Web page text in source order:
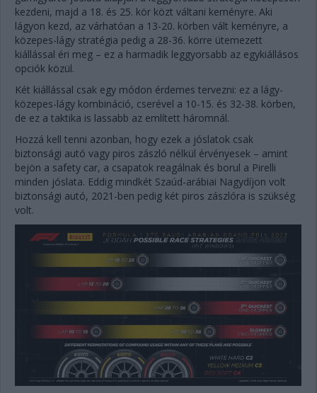
kezdeni, majd a 18. és 25. kör közt váltani keményre. Aki
lágyon kezd, az várhatóan a 13-20. körben vált keményre, a
közepes-lágy stratégia pedig a 28-36. körre ütemezett
kiállással éri meg – ez a harmadik leggyorsabb az egykiállásos
opciók közül.
Két kiállással csak egy módon érdemes tervezni: ez a lágy-
közepes-lágy kombináció, cserével a 10-15. és 32-38. körben,
de ez a taktika is lassabb az említett háromnál.
Hozzá kell tenni azonban, hogy ezek a jóslatok csak
biztonsági autó vagy piros zászló nélkül érvényesek – amint
bejön a safety car, a csapatok reagálnak és borul a Pirelli
minden jóslata. Eddig mindkét Szaúd-arábiai Nagydíjon volt
biztonsági autó, 2021-ben pedig két piros zászlóra is szükség
volt.